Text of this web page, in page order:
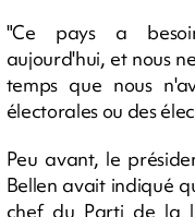
"Ce pays a
aujourd'hui, et nous
temps que nous
électorales ou des
Peu avant, le
Bellen avait indiqué
chef du Parti de la